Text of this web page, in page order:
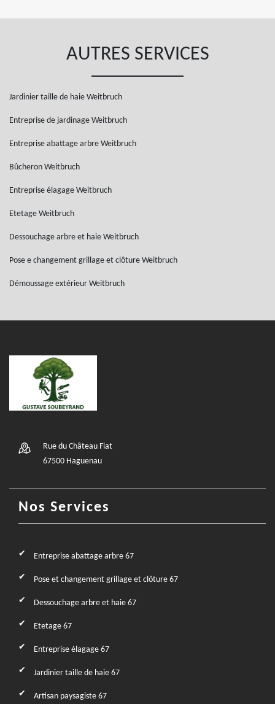
AUTRES SERVICES
Jardinier taille de haie Weitbruch
Entreprise de jardinage Weitbruch
Entreprise abattage arbre Weitbruch
Bûcheron Weitbruch
Entreprise élagage Weitbruch
Etetage Weitbruch
Dessouchage arbre et haie Weitbruch
Pose e changement grillage et clôture Weitbruch
Démoussage extérieur Weitbruch
Rue du Château Fiat
67500 Haguenau
Nos Services
Entreprise abattage arbre 67
Pose et changement grillage et clôture 67
Dessouchage arbre et haie 67
Etetage 67
Entreprise élagage 67
Jardinier taille de haie 67
Artisan paysagiste 67